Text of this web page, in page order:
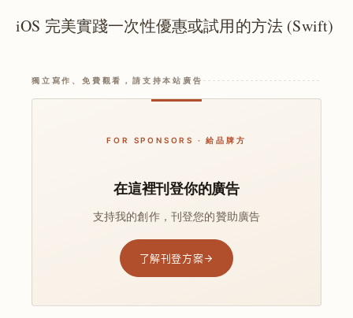
iOS 完美實踐一次性優惠或試用的方法 (Swift)
獨立寫作、免費觀看，請支持本站廣告
FOR SPONSORS · 給品牌方
在這裡刊登你的廣告
支持我的創作，刊登您的贊助廣告
了解刊登方案